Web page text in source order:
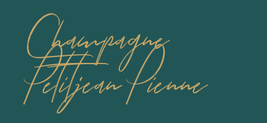
Champagne
Petitjean Pienne